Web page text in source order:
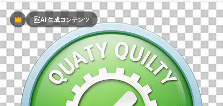
PremiumAI 生成コンテンツ